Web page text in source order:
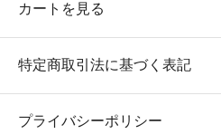
カートを見る
特定商取引法に基づく表記
プライバシーポリシー